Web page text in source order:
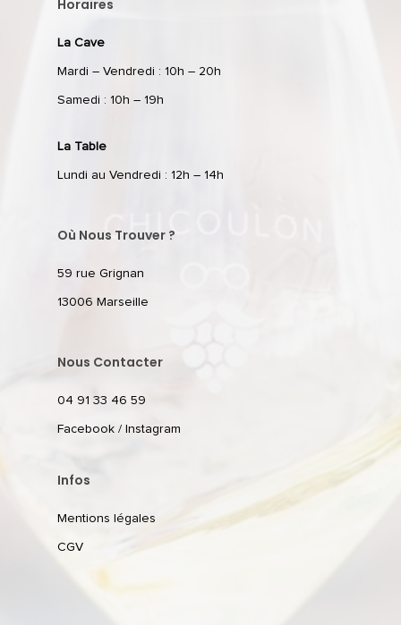
Horaires
La Cave
Mardi – Vendredi : 10h – 20h
Samedi : 10h – 19h
La Table
Lundi au Vendredi : 12h – 14h
Où Nous Trouver ?
59 rue Grignan
13006 Marseille
Nous Contacter
04 91 33 46 59
Facebook / Instagram
Infos
Mentions légales
CGV